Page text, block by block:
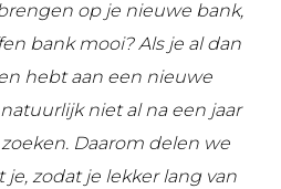
op je nieuwe bank,
bank mooi? Als je al dan
hebt aan een nieuwe
niet al na een jaar
Daarom delen we
zodat je lekker lang van